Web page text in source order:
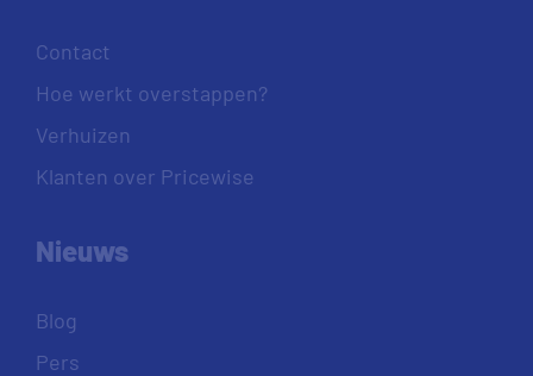
Contact
Hoe werkt overstappen?
Verhuizen
Klanten over Pricewise
Nieuws
Blog
Pers